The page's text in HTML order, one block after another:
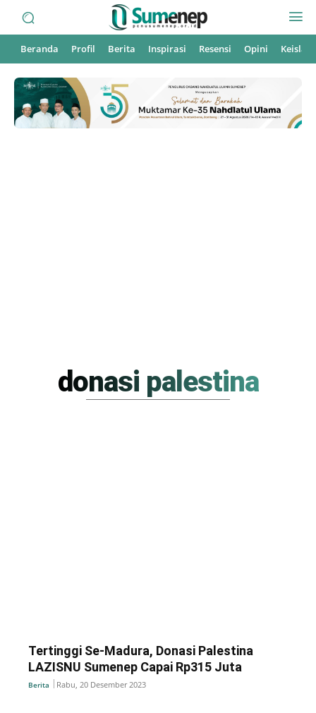
Beranda Profil Berita Inspirasi Resensi Opini
donasi palestina
Tertinggi Se-Madura, Donasi Palestina
LAZISNU Sumenep Capai Rp315 Juta
Berita Rabu, 20 Desember 2023